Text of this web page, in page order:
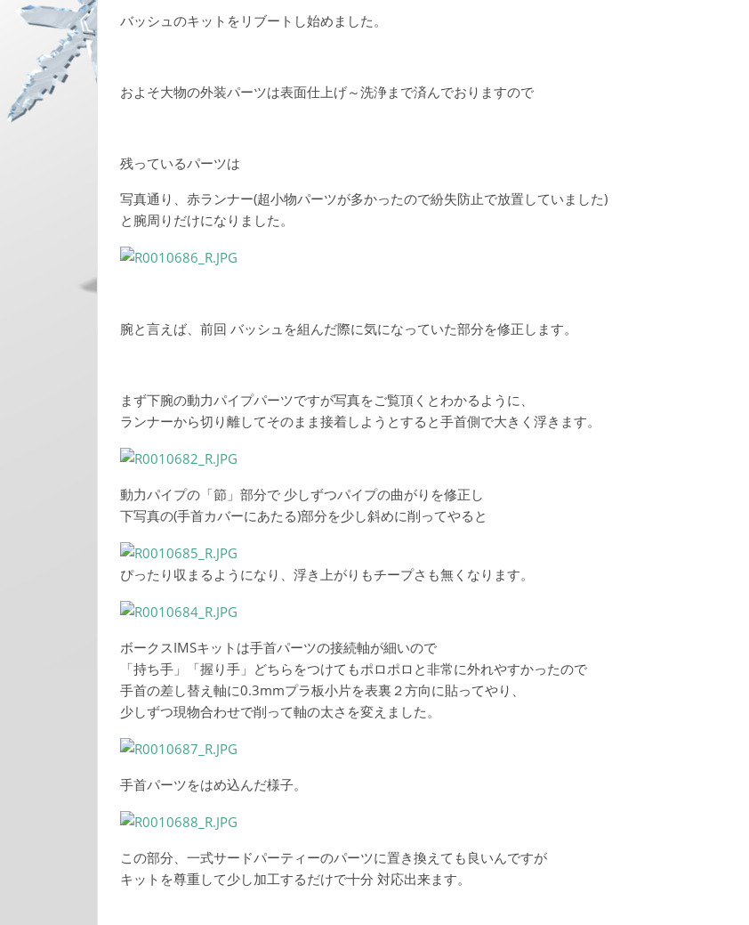
バッシュのキットをリブートし始めました。
およそ大物の外装パーツは表面仕上げ～洗浄まで済んでおりますので
残っているパーツは
写真通り、赤ランナー(超小物パーツが多かったので紛失防止で放置していました)
と腕周りだけになりました。
腕と言えば、前回 バッシュを組んだ際に気になっていた部分を修正します。
まず下腕の動力パイプパーツですが写真をご覧頂くとわかるように、
ランナーから切り離してそのまま接着しようとすると手首側で大きく浮きます。
動力パイプの「節」部分で 少しずつパイプの曲がりを修正し
下写真の(手首カバーにあたる)部分を少し斜めに削ってやると
ぴったり収まるようになり、浮き上がりもチープさも無くなります。
ボークスIMSキットは手首パーツの接続軸が細いので
「持ち手」「握り手」どちらをつけてもポロポロと非常に外れやすかったので
手首の差し替え軸に0.3mmプラ板小片を表裏２方向に貼ってやり、
少しずつ現物合わせで削って軸の太さを変えました。
手首パーツをはめ込んだ様子。
この部分、一式サードパーティーのパーツに置き換えても良いんですが
キットを尊重して少し加工するだけで十分 対応出来ます。